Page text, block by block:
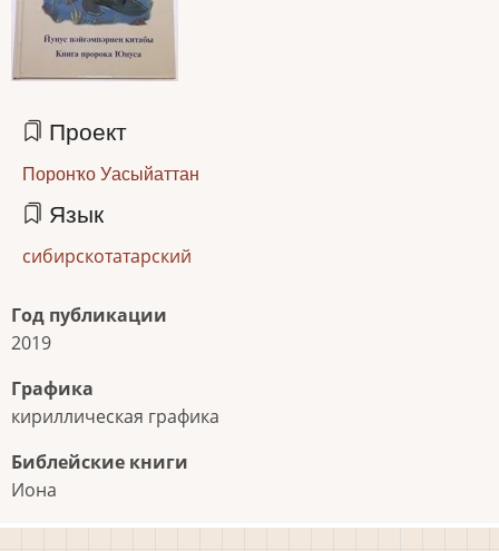
Проект
Поронҡо Уасыйаттан
Язык
сибирскотатарский
Год публикации
2019
Графика
кириллическая графика
Библейские книги
Иона